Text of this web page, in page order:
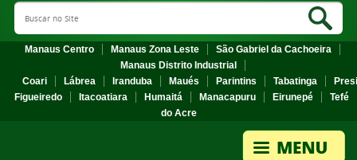
Search Site
Manaus Centro Manaus Zona Leste
São Gabriel da Cachoeira
Manaus Distrito Industrial
Coari
Lábrea Iranduba Maués Parintins Tabatinga
Figueiredo
Itacoatiara Humaitá Manacapuru Eirunepé
Tefé
do Acre